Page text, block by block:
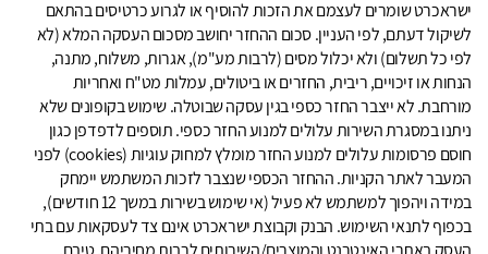
ישראכרט שומרים לעצמם את הזכות להוסיף או לגרוע כרטיסים בהתאם
לשיקול דעתם, לפי העניין. סכום ההחזר יחושב מסכום העסקה המלא (לא
לפי כל תשלום) ולא יכלול מסים (לרבות מע"מ), אגרות, משלוח, מתנה,
הנחות או זיכויים, ריבית, החזרים או ביטולים, עמלות מט"ח ואחריות
מורחבת. לא ייצבר החזר כספי בגין עסקה שבוטלה. שימוש בקופונים שלא
ניתנו במסגרת השירות עלולים למנוע החזר כספי. תוספים לדפדפן כגון
חוסם פרסומות עלולים למנוע החזר מומלץ למחוק עוגיות (cookies) לפני
המעבר לאתר הקניות. ההחזר הכספי שנצבר לזכות המשתמש יימחק
במידה ויהפוך למשתמש לא פעיל (אי שימוש בשירות במשך 12 חודשים),
בכפוף לתנאי השימוש. הבנק וקבוצת ישראכרט אינם צד לעסקאות עם בתי